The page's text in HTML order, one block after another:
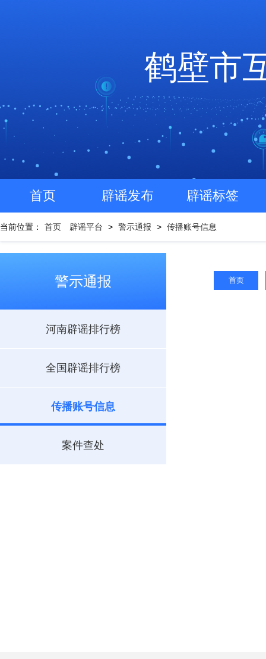
鹤壁市
首页 辟谣发布 辟谣标签
当前位置： 首页 辟谣平台 > 警示通报 > 传播账号信息
警示通报
河南辟谣排行榜
全国辟谣排行榜
传播账号信息
案件查处
首页